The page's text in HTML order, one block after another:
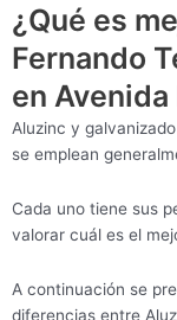
¿Qué es
Fernando
en
Aluzinc y
se emplean
Cada uno tiene sus
valorar cuál es el
A continuación se
diferencias entre